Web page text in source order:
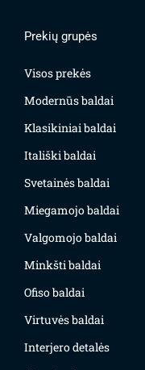
Prekių grupės
Visos prekės
Modernūs baldai
Klasikiniai baldai
Itališki baldai
Svetainės baldai
Miegamojo baldai
Valgomojo baldai
Minkšti baldai
Ofiso baldai
Virtuvės baldai
Interjero detalės